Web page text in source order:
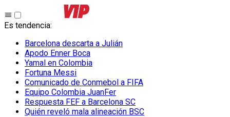
Es tendencia:
Barcelona descarta a Julián
Apodo Enner Boca
Yamal en Colombia
Fortuna Messi
Comunicado de Conmebol a FIFA
Equipo Colombia JuanFer
Respuesta FEF a Barcelona SC
Quién reveló mala alineación BSC